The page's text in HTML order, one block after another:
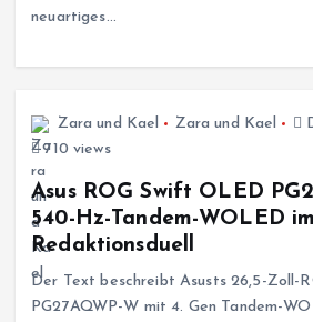
neuartiges…
Zara und Kael Zara und Kael
710 views
Asus ROG Swift OLED
540-Hz-Tandem-WOLED im
Redaktionsduell
Der Text beschreibt Asusts 26,5-Zoll-
PG27AQWP-W mit 4. Gen Tandem-